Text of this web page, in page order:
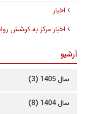
اخبار
اخبار مرکز به کوشش
آرشیو
سال 1405 (3)
سال 1404 (8)